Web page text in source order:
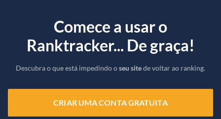
Comece a usar o
Ranktracker... De graça!
Descubra o que está impedindo oseu sitede voltar ao ranking.
CRIAR UMA CONTA GRATUITA